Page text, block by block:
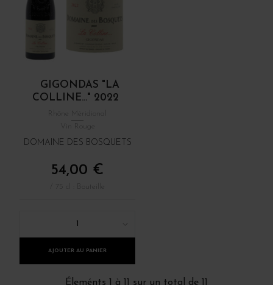
GIGONDAS "LA
COLLINE..." 2022
DOMAINE DES BOSQUETS
54,00 €
1
AJOUTER AU PANIER
Éleménts 1 à 11 sur un total de 11